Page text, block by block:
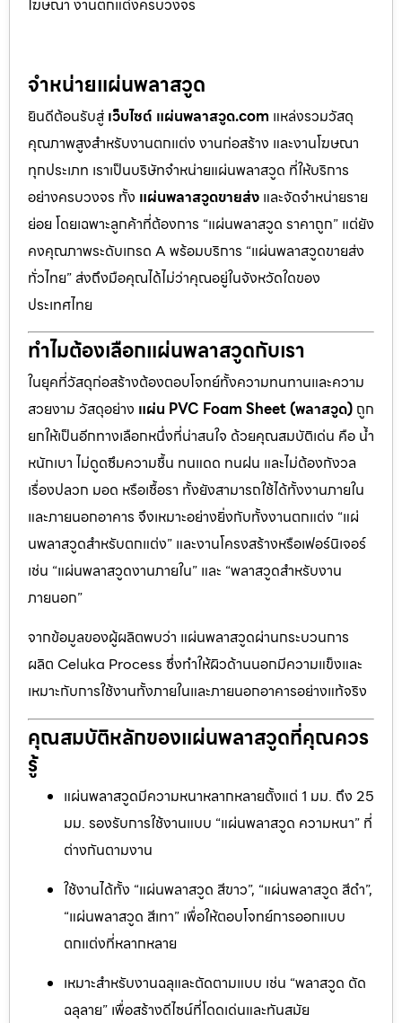
โฆษณา งานตกแต่งครบวงจร
จำหน่ายแผ่นพลาสวูด
ยินดีต้อนรับสู่ เว็บไซต์ แผ่นพลาสวูด.com แหล่งรวมวัสดุ
คุณภาพสูงสำหรับงานตกแต่ง งานก่อสร้าง และงานโฆษณา
ทุกประเภท เราเป็นบริษัทจำหน่ายแผ่นพลาสวูด ที่ให้บริการ
อย่างครบวงจร ทั้ง แผ่นพลาสวูดขายส่ง และจัดจำหน่ายราย
ย่อย โดยเฉพาะลูกค้าที่ต้องการ “แผ่นพลาสวูด ราคาถูก” แต่ยัง
คงคุณภาพระดับเกรด A พร้อมบริการ “แผ่นพลาสวูดขายส่ง
ทั่วไทย” ส่งถึงมือคุณได้ไม่ว่าคุณอยู่ในจังหวัดใดของ
ประเทศไทย
ทำไมต้องเลือกแผ่นพลาสวูดกับเรา
ในยุคที่วัสดุก่อสร้างต้องตอบโจทย์ทั้งความทนทานและความ
สวยงาม วัสดุอย่าง แผ่น PVC Foam Sheet (พลาสวูด) ถูก
ยกให้เป็นอีกทางเลือกหนึ่งที่น่าสนใจ ด้วยคุณสมบัติเด่น คือ น้ำ
หนักเบา ไม่ดูดซึมความชื้น ทนแดด ทนฝน และไม่ต้องกังวล
เรื่องปลวก มอด หรือเชื้อรา ทั้งยังสามารถใช้ได้ทั้งงานภายใน
และภายนอกอาคาร จึงเหมาะอย่างยิ่งกับทั้งงานตกแต่ง “แผ่
นพลาสวูดสำหรับตกแต่ง” และงานโครงสร้างหรือเฟอร์นิเจอร์
เช่น “แผ่นพลาสวูดงานภายใน” และ “พลาสวูดสำหรับงาน
ภายนอก”
จากข้อมูลของผู้ผลิตพบว่า แผ่นพลาสวูดผ่านกระบวนการ
ผลิต Celuka Process ซึ่งทำให้ผิวด้านนอกมีความแข็งและ
เหมาะกับการใช้งานทั้งภายในและภายนอกอาคารอย่างแท้จริง
คุณสมบัติหลักของแผ่นพลาสวูดที่คุณควร
รู้
แผ่นพลาสวูดมีความหนาหลากหลายตั้งแต่ 1 มม. ถึง 25
มม. รองรับการใช้งานแบบ “แผ่นพลาสวูด ความหนา” ที่
ต่างกันตามงาน
ใช้งานได้ทั้ง “แผ่นพลาสวูด สีขาว”, “แผ่นพลาสวูด สีดำ”,
“แผ่นพลาสวูด สีเทา” เพื่อให้ตอบโจทย์การออกแบบ
ตกแต่งที่หลากหลาย
เหมาะสำหรับงานฉลุและตัดตามแบบ เช่น “พลาสวูด ตัด
ฉลุลาย” เพื่อสร้างดีไซน์ที่โดดเด่นและทันสมัย